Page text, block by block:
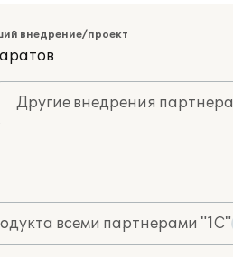
внедрение/проект
Другие внедрения партнера
всеми партнерами "1С"